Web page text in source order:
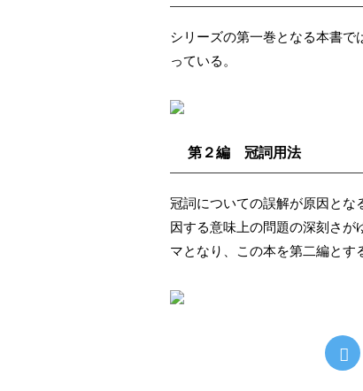
シリーズの第一巻となる本書
っている。
第２編 冠詞用法
冠詞についての誤解が原因とな
因する意味上の問題の深刻さ
マとなり、この本を第二編とす